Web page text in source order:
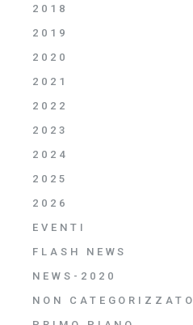
2018
2019
2020
2021
2022
2023
2024
2025
2026
EVENTI
FLASH NEWS
NEWS-2020
NON CATEGORIZZATO